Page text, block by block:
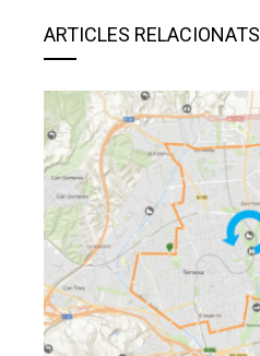
ARTICLES RELACIONATS